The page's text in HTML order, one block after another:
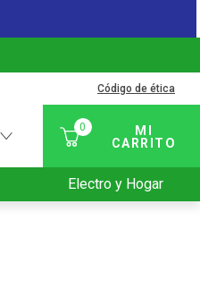
Código de ética
0
Electro y Hogar